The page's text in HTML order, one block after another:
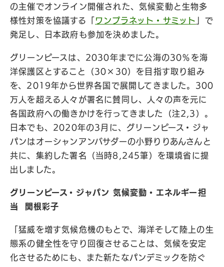
の主催でオンライン開催された、気候変動と生物多
様性対策を協議する「
ワンプラネット・サミット
」で
発足し、日本政府も参加を決めました。
グリーンピースは、2030年までに公海の30％を海
洋保護区とすること（30×30）を目指す取り組み
を、2019年から世界各国で展開してきました。300
万人を超える人々が署名に賛同し、人々の声を元に
各国政府への働きかけを行ってきました（注2,3）。
日本でも、2020年の3月に、グリーンピース・ジャ
パンはオーシャンアンバサダーの小野りりあんさんと
共に、集約した署名（当時8,245筆）を環境省に提
出しました。
グリーンピース・ジャパン 気候変動・エネルギー担
当 関根彩子
「猛威を増す気候危機のもとで、海洋そして陸上の生
態系の健全性を守り回復させることは、気候を安定
化させるためにも、また新たなパンデミックを防ぐ